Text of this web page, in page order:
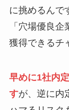
に挑めるんで
「穴場優良
獲得できるチ
早めに1社内
すが、逆に内